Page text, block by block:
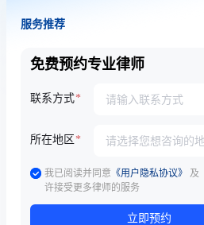
服务推荐
免费预约专业律师
联系方式
所在地区
我已阅读并同意 《用户隐私协议》 及
许接受更多律师的服务
立即预约